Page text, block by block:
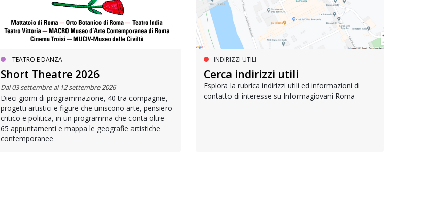
TEATRO E DANZA
Short Theatre 2026
Dal 03 settembre al 12 settembre 2026
Dieci giorni di programmazione, 40 tra compagnie,
progetti artistici e figure che uniscono arte, pensiero
critico e politica, in un programma che conta oltre
65 appuntamenti e mappa le geografie artistiche
contemporanee
MUOVERSI A ROMA
Metrebus annuale a 50 euro per
gli under 19
INDIRIZZI UTILI
Cerca indirizzi utili
Esplora la rubrica indirizzi utili ed informazioni di
contatto di interesse su Informagiovani Roma